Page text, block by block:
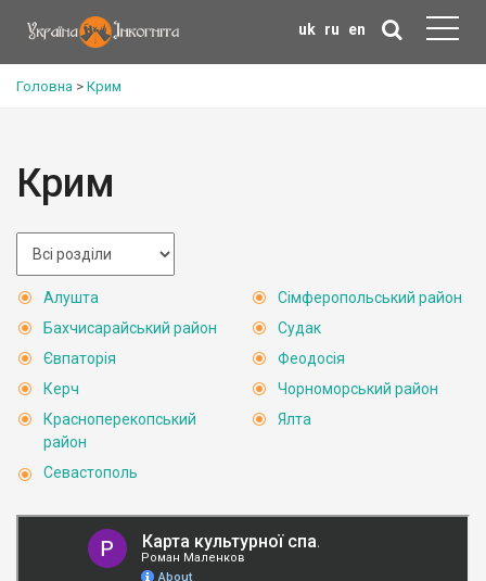
uk ru en
Головна > Крим
Крим
Алушта
Бахчисарайський район
Євпаторія
Керч
Красноперекопський
район
Севастополь
Сімферопольський район
Судак
Феодосія
Чорноморський район
Ялта